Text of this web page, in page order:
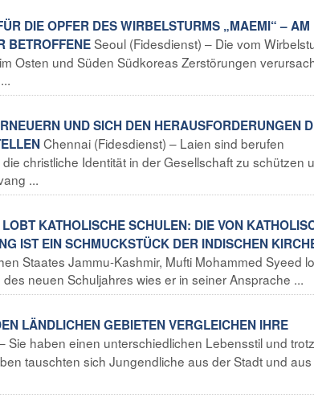
DIE OPFER DES WIRBELSTURMS „MAEMI“ – AM
BETROFFENESeoul (Fidesdienst) – Die vom
Osten und Süden Südkoreas Zerstörungen
UND SICH DEN HERAUSFORDERUNGEN
Chennai (Fidesdienst) – Laien sind berufen
christliche Identität in der Gesellschaft zu schützen
...
KATHOLISCHE SCHULEN: DIE VON
IST EIN SCHMUCKSTÜCK DER INDISCHEN
Staates Jammu-Kashmir, Mufti Mohammed Syeed
neuen Schuljahres wies er in seiner Ansprache ...
LÄNDLICHEN GEBIETEN VERGLEICHEN IHRE
Sie haben einen unterschiedlichen Lebensstil und
tauschten sich Jungendliche aus der Stadt und